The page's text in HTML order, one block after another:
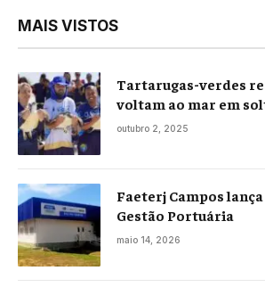
MAIS VISTOS
Tartarugas-verdes
voltam ao mar em
Praia Seca
outubro 2, 2025
Faeterj Campos
Gestão Portuária
maio 14, 2026